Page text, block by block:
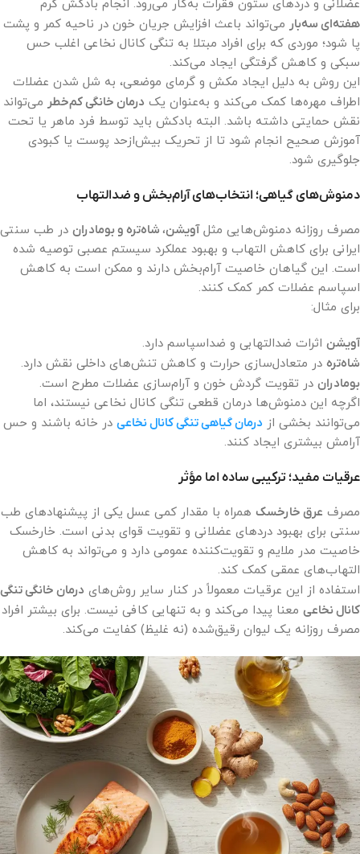
عضلانی و دردهای ستون فقرات به‌کار می‌رود. انجام بادکش گرم
هفته‌ای سه‌بار می‌تواند باعث افزایش جریان خون در ناحیه کمر و پشت
پا شود؛ موردی که برای افراد مبتلا به تنگی کانال نخاعی اغلب حس
سبکی و کاهش گرفتگی ایجاد می‌کند.
این روش به دلیل ایجاد مکش و گرمای موضعی، به شل شدن عضلات
اطراف مهره‌ها کمک می‌کند و به‌عنوان یک درمان خانگی کم‌خطر می‌تواند
نقش حمایتی داشته باشد. البته بادکش باید توسط فرد ماهر یا تحت
آموزش صحیح انجام شود تا از تحریک بیش‌ازحد پوست یا کبودی
جلوگیری شود.
دمنوش‌های گیاهی؛ انتخاب‌های آرام‌بخش و ضدالتهاب
مصرف روزانه دمنوش‌هایی مثلآویشن، شاه‌تره و بومادران در طب سنتی
ایرانی برای کاهش التهاب و بهبود عملکرد سیستم عصبی توصیه شده
است. این گیاهان خاصیت آرام‌بخش دارند و ممکن است به کاهش
اسپاسم عضلات کمر کمک کنند.
برای مثال:
آویشن اثرات ضدالتهابی و ضداسپاسم دارد.
شاه‌تره در متعادل‌سازی حرارت و کاهش تنش‌های داخلی نقش دارد.
بومادران در تقویت گردش خون و آرام‌سازی عضلات مطرح است.
اگرچه این دمنوش‌ها درمان قطعی تنگی کانال نخاعی نیستند، اما
می‌توانند بخشی از درمان گیاهی تنگی کانال نخاعی در خانه باشند و حس
آرامش بیشتری ایجاد کنند.
عرقیات مفید؛ ترکیبی ساده اما مؤثر
مصرف عرق خارخسک همراه با مقدار کمی عسل یکی از پیشنهادهای طب
سنتی برای بهبود دردهای عضلانی و تقویت قوای بدنی است. خارخسک
خاصیت مدر ملایم و تقویت‌کننده عمومی دارد و می‌تواند به کاهش
التهاب‌های عمقی کمک کند.
استفاده از این عرقیات معمولاً در کنار سایر روش‌های درمان خانگی تنگی
کانال نخاعی معنا پیدا می‌کند و به تنهایی کافی نیست. برای بیشتر افراد
مصرف روزانه یک لیوان رقیق‌شده (نه غلیظ) کفایت می‌کند.